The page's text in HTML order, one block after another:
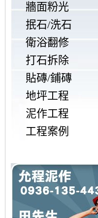
牆面粉光
抿石/洗石
衛浴翻修
打石拆除
貼磚/鋪磚
地坪工程
泥作工程
工程案例